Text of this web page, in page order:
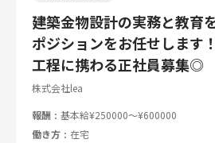
建築金物設計の実務と教育
ポジションをお任せします
工程に携わる正社員募集◎
株式会社lea
報酬
基本給¥250000～¥600000
働き方
在宅